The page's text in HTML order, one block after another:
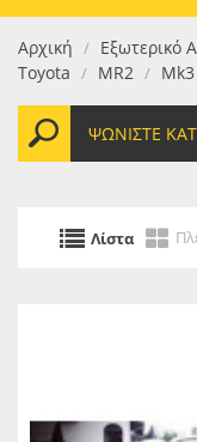
Αρχική / Εξωτερικό
Toyota / MR2 /
ΨΩΝΊΣΤΕ
Λίστα